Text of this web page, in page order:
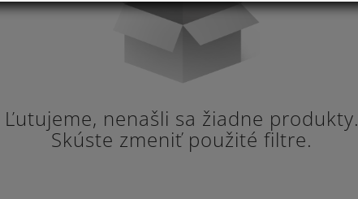
Ľutujeme, nenašli sa žiadne produkty.
Skúste zmeniť použité filtre.